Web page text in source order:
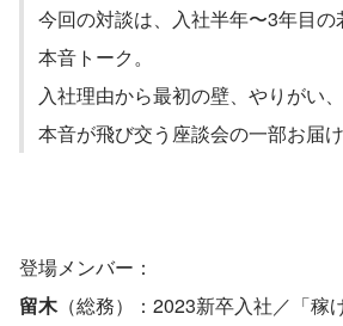
今回の対談は、入社半年〜3年目の
本音トーク。
入社理由から最初の壁、やりがい
本音が飛び交う座談会の一部お届
登場メンバー：
留木（総務）：2023新卒入社／「稼